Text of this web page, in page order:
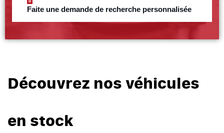
Faite une demande de recherche personnalisée
Découvrez nos véhicules
en stock